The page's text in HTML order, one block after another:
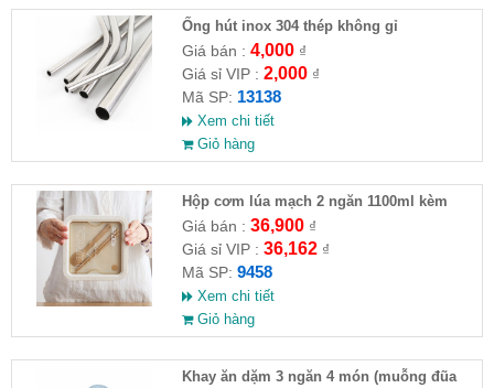
Ống hút inox 304 thép không gỉ
Giá bán : 4,000₫
Giá sỉ VIP : 2,000₫
Mã SP: 13138
Xem chi tiết
Giỏ hàng
Hộp cơm lúa mạch 2 ngăn 1100ml kèm
muỗng đũa
Giá bán : 36,900₫
Giá sỉ VIP : 36,162₫
Mã SP: 9458
Xem chi tiết
Giỏ hàng
Khay ăn dặm 3 ngăn 4 món (muỗng đũa